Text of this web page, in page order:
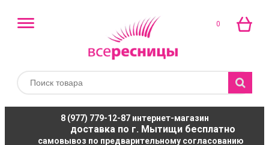
0
8 (977) 779-12-87интернет-магазин
доставка по г. Мытищи бесплатно
самовывоз по предварительному согласованию